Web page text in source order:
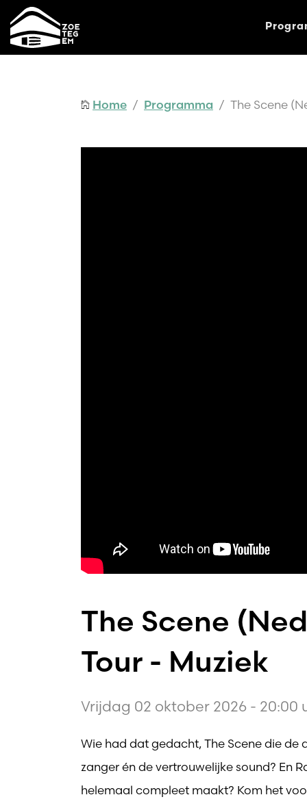
Home / Programma / The Scene
The Scene
Tour - Muziek
Vrijdag 02 oktober 2026 - 20:00
Wie had dat gedacht, The Scene die
zanger én de vertrouwelijke sound? En
helemaal compleet maakt? Kom het